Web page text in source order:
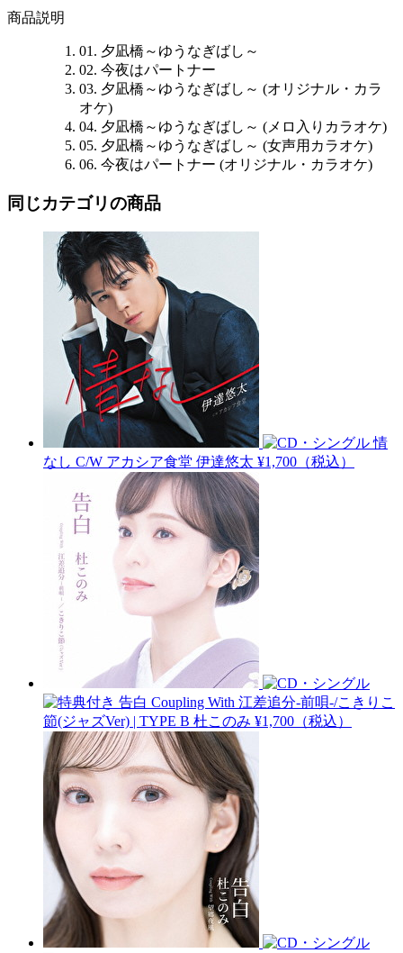
商品説明
01. 夕凪橋～ゆうなぎばし～
02. 今夜はパートナー
03. 夕凪橋～ゆうなぎばし～ (オリジナル・カラ
オケ)
04. 夕凪橋～ゆうなぎばし～ (メロ入りカラオケ)
05. 夕凪橋～ゆうなぎばし～ (女声用カラオケ)
06. 今夜はパートナー (オリジナル・カラオケ)
同じカテゴリの商品
情
なし C/W アカシア食堂 伊達悠太 ¥1,700（税込）
告白 Coupling With 江差追分-前唄-/こきりこ
節(ジャズVer) | TYPE B 杜このみ ¥1,700（税込）